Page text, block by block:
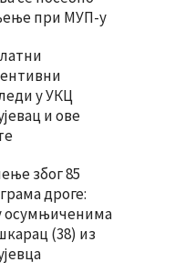
при МУП-у
у УКЦ
и ове
због 85
дроге:
осумњиченима
(38) из